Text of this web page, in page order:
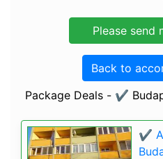
Back to
Package Deals - ✔️
✔️